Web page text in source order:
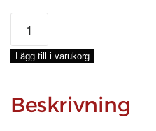
DEKORLINE
SL
Ø
MM
SVART,
Lägg till i varukorg
Beskrivning